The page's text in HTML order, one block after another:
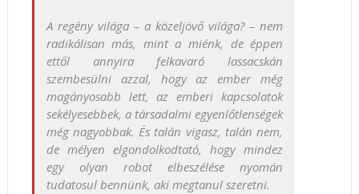
A regény világa – a közeljövő világa? – nem
radikálisan más, mint a miénk, de éppen
ettől annyira felkavaró lassacskán
szembesülni azzal, hogy az ember még
magányosabb lett, az emberi kapcsolatok
sekélyesebbek, a társadalmi egyenlőtlenségek
még nagyobbak. És talán vigasz, talán nem,
de mélyen elgondolkodtató, hogy mindez
egy olyan robot elbeszélése nyomán
tudatosul bennünk, aki megtanul szeretni.